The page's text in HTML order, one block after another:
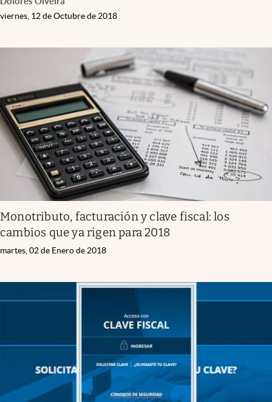
viernes, 12 de Octubre de 2018
Monotributo, facturación y clave fiscal: los
cambios que ya rigen para 2018
martes, 02 de Enero de 2018